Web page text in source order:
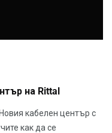
на Rittal
кабелен център с
как да се